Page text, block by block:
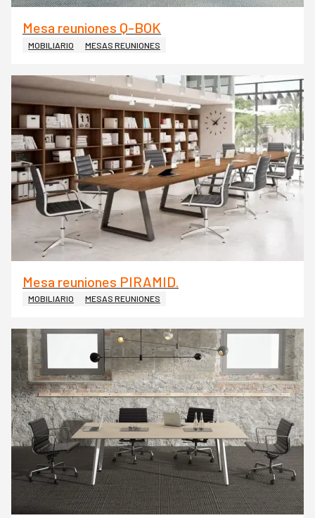
Mesa reuniones Q-BOK
MOBILIARIO MESAS REUNIONES
Mesa reuniones PIRAMID.
MOBILIARIO MESAS REUNIONES